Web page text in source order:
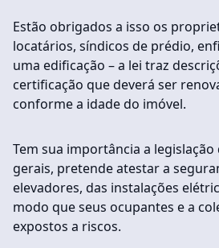
Estão obrigados a isso os
locatários, síndicos de prédio,
uma edificação – a lei traz
certificação que deverá ser
conforme a idade do imóvel.
Tem sua importância a legislação
gerais, pretende atestar a
elevadores, das instalações
modo que seus ocupantes e a
expostos a riscos.